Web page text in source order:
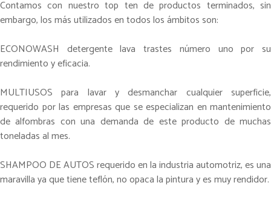
Contamos con nuestro top ten de productos terminados, sin
embargo, los más utilizados en todos los ámbitos son:
ECONOWASH detergente lava trastes número uno por su
rendimiento y eficacia.
MULTIUSOS para lavar y desmanchar cualquier superficie,
requerido por las empresas que se especializan en mantenimiento
de alfombras con una demanda de este producto de muchas
toneladas al mes.
SHAMPOO DE AUTOS requerido en la industria automotriz, es una
maravilla ya que tiene teflón, no opaca la pintura y es muy rendidor.